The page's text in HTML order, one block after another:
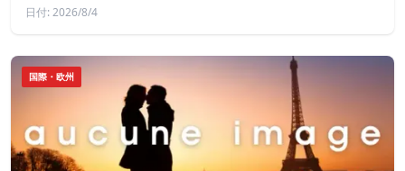
日付: 2026/8/4
国際・欧州